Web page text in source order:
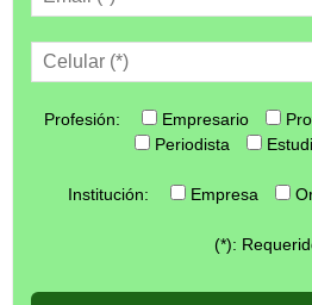
Profesión: Empresario
Periodista
Institución: Empresa
(*):